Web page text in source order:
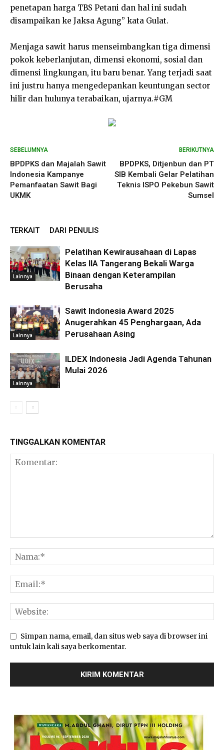
penetapan harga TBS Petani dan hal ini sudah
disampaikan ke Jaksa Agung” kata Gulat.
Menjaga sawit harus menseimbangkan tiga dimensi
pokok keberlanjutan, dimensi ekonomi, sosial dan
dimensi lingkungan, itu baru benar. Yang terjadi saat
ini justru hanya mengedepankan keuntungan sector
hilir dan hulunya terabaikan, ujarnya.#GM
SEBELUMNYA
BPDPKS dan Majalah Sawit
Indonesia Kampanye
Pemanfaatan Sawit Bagi
UKMK
BERIKUTNYA
BPDPKS, Ditjenbun dan PT
SIB Kembali Gelar Pelatihan
Teknis ISPO Pekebun Sawit
Sumsel
TERKAIT DARI PENULIS
Lainnya
Pelatihan Kewirausahaan di Lapas
Kelas IIA Tangerang Bekali Warga
Binaan dengan Keterampilan
Berusaha
Lainnya
Sawit Indonesia Award 2025
Anugerahkan 45 Penghargaan, Ada
Perusahaan Asing
Lainnya
ILDEX Indonesia Jadi Agenda Tahunan
Mulai 2026
TINGGALKAN KOMENTAR
Simpan nama, email, dan situs web saya di browser ini
untuk lain kali saya berkomentar.